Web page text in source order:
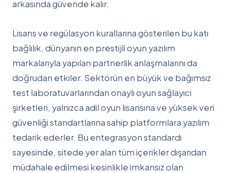
arkasında güvende kalır.
Lisans ve regülasyon kurallarına gösterilen bu katı
bağlılık, dünyanın en prestijli oyun yazılım
markalarıyla yapılan partnerlik anlaşmalarını da
doğrudan etkiler. Sektörün en büyük ve bağımsız
test laboratuvarlarından onaylı oyun sağlayıcı
şirketleri, yalnızca adil oyun lisansına ve yüksek veri
güvenliği standartlarına sahip platformlara yazılım
tedarik ederler. Bu entegrasyon standardı
sayesinde, sitede yer alan tüm içerikler dışarıdan
müdahale edilmesi kesinlikle imkansız olan